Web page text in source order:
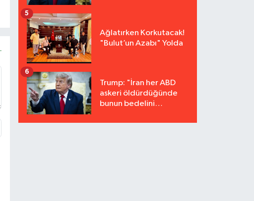
Ağlatırken Korkutacak!
"Bulut’un Azabı" Yolda
5
Trump: "İran her ABD
askeri öldürdüğünde
bunun bedelini
6